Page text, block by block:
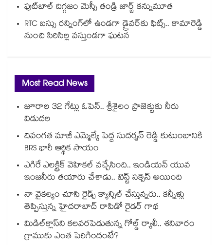
ఫుట్‎బాల్ దిగ్గజం మెస్సీ తండ్రి జార్జ్ కన్నుమూత
RTC బస్సు రన్నింగ్⁫లో ఉండగా డ్రైవర్‌కు ఫిట్స్.. కామారెడ్డి
నుంచి సిరిసిల్ల వస్తుండగా ఘటన
Most Read News
జూరాల 32 గేట్లు ఓపెన్.. శ్రీశైలం ప్రాజెక్టుకు నీరు
విడుదల
దివంగత మాజీ ఎమ్మెల్యే పెద్ద సుదర్శన్ రెడ్డి కుటుంబానికి
BRS భారీ ఆర్థిక సాయం
ఎగిరే ఎలక్ట్రిక్ వెహికల్ వచ్చేసింది.. ఇండియన్ యువ
ఇంజనీరు తయారు చేశాడు.. టెస్ట్ సక్సెస్ అయింది
నా వైకల్యం చూసి రైడ్స్ క్యాన్సిల్ చేస్తున్నరు.. కన్నీళ్లు
తెప్పిస్తున్న హైదరాబాద్ రాపిడో రైడర్ గాథ
మిడిల్‌క్లాస్‌ని కలవరపెడుతున్న గోల్డ్ ర్యాలీ.. శనివారం
గ్రాముకు ఎంత పెరిగిందంటే?